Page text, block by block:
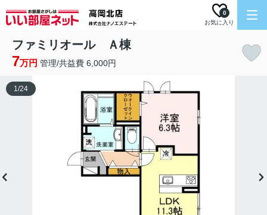
お気に入り
0
ファミリオール Ａ棟
7万円 管理/共益費 6,000円
1/24